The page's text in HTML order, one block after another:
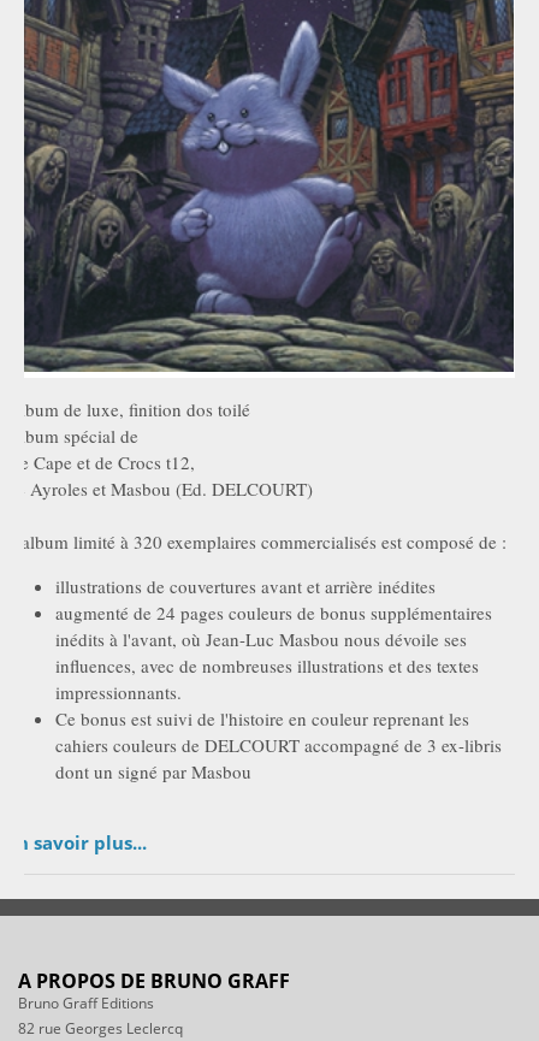
Album de luxe, finition dos toilé
Album spécial de
De Cape et de Crocs t12,
de Ayroles et Masbou (Ed. DELCOURT)
L'album limité à 320 exemplaires commercialisés est composé de :
illustrations de couvertures avant et arrière inédites
augmenté de 24 pages couleurs de bonus supplémentaires
inédits à l'avant, où Jean-Luc Masbou nous dévoile ses
influences, avec de nombreuses illustrations et des textes
impressionnants.
Ce bonus est suivi de l'histoire en couleur reprenant les
cahiers couleurs de DELCOURT accompagné de 3 ex-libris
dont un signé par Masbou
En savoir plus...
A PROPOS DE BRUNO GRAFF
Bruno Graff Editions
82 rue Georges Leclercq